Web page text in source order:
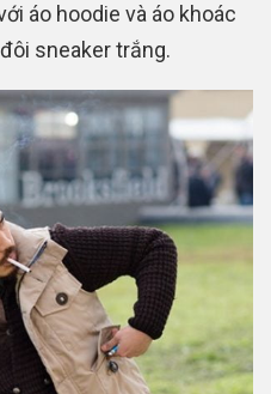
áo hoodie và áo khoác
sneaker trắng.